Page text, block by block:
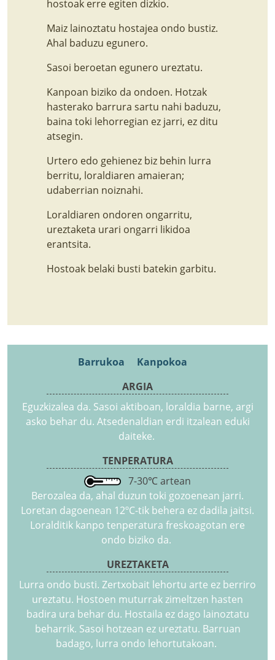
hostoak erre egiten dizkio.
Maiz lainoztatu hostajea ondo bustiz.
Ahal baduzu egunero.
Sasoi beroetan egunero ureztatu.
Kanpoan biziko da ondoen. Hotzak
hasterako barrura sartu nahi baduzu,
baina toki lehorregian ez jarri, ez ditu
atsegin.
Urtero edo gehienez biz behin lurra
berritu, loraldiaren amaieran;
udaberrian noiznahi.
Loraldiaren ondoren ongarritu,
ureztaketa urari ongarri likidoa
erantsita.
Hostoak belaki busti batekin garbitu.
Barrukoa
Kanpokoa
ARGIA
Eguzkizalea da. Sasoi aktiboan, loraldia barne, argi
asko behar du. Atsedenaldian erdi itzalean eduki
daiteke.
TENPERATURA
7-30℃ artean
Berozalea da, ahal duzun toki gozoenean jarri.
Loretan dagoenean 12ºC-tik behera ez dadila jaitsi.
Loralditik kanpo tenperatura freskoagotan ere
ondo biziko da.
UREZTAKETA
Lurra ondo busti. Zertxobait lehortu arte ez berriro
ureztatu. Hostoen muturrak zimeltzen hasten
badira ura behar du. Hostaila ez dago lainoztatu
beharrik. Sasoi hotzean ez ureztatu. Barruan
badago, lurra ondo lehortutakoan.